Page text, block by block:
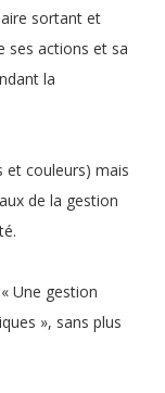
sortant et
ses actions et sa
la
et couleurs) mais
de la gestion
Une gestion
», sans plus